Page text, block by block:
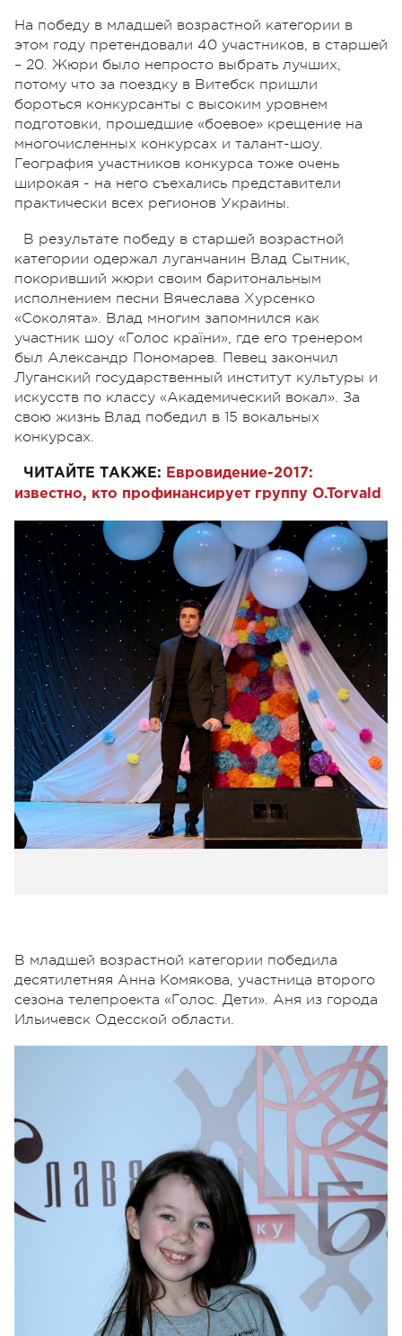
На победу в младшей возрастной категории в
этом году претендовали 40 участников, в старшей
– 20. Жюри было непросто выбрать лучших,
потому что за поездку в Витебск пришли
бороться конкурсанты с высоким уровнем
подготовки, прошедшие «боевое» крещение на
многочисленных конкурсах и талант-шоу.
География участников конкурса тоже очень
широкая - на него съехались представители
практически всех регионов Украины.
В результате победу в старшей возрастной
категории одержал луганчанин Влад Сытник,
покоривший жюри своим баритональным
исполнением песни Вячеслава Хурсенко
«Соколята». Влад многим запомнился как
участник шоу «Голос країни», где его тренером
был Александр Пономарев. Певец закончил
Луганский государственный институт культуры и
искусств по классу «Академический вокал». За
свою жизнь Влад победил в 15 вокальных
конкурсах.
ЧИТАЙТЕ ТАКЖЕ: Евровидение-2017:
известно, кто профинансирует группу O.Torvald
В младшей возрастной категории победила
десятилетняя Анна Комякова, участница второго
сезона телепроекта «Голос. Дети». Аня из города
Ильичевск Одесской области.